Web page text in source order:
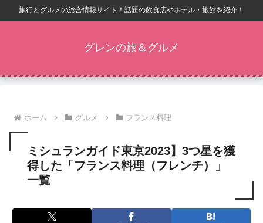
旅行とグルメの総合情報サイト！話題の飲食店やホテル・旅館を紹介！
グレンの旅＆グルメ
ホーム グルメ フランス料理
ミシュランガイド東京2023】3つ星を獲
得した「フランス料理（フレンチ）」
一覧